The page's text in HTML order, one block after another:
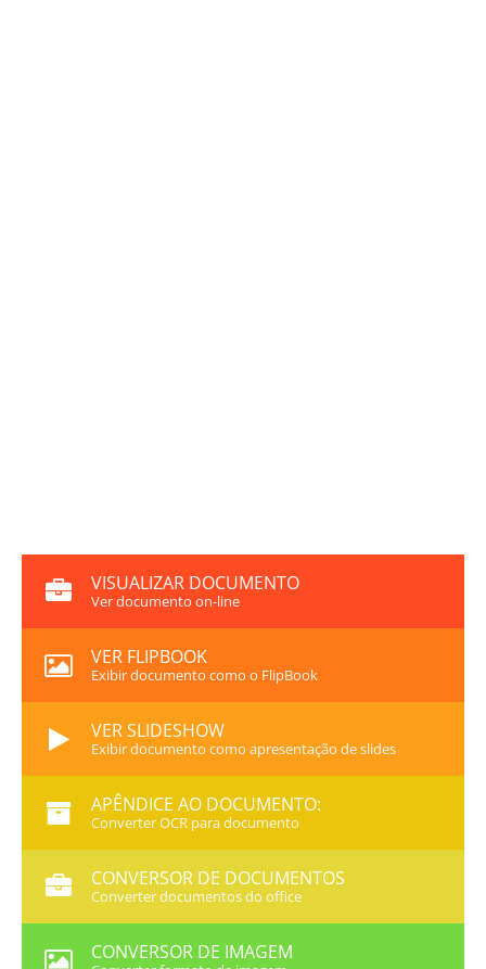
VISUALIZAR DOCUMENTO
Ver documento on-line
VER FLIPBOOK
Exibir documento como o FlipBook
VER SLIDESHOW
Exibir documento como apresentação de slides
APÊNDICE AO DOCUMENTO:
Converter OCR para documento
CONVERSOR DE DOCUMENTOS
Converter documentos do office
CONVERSOR DE IMAGEM